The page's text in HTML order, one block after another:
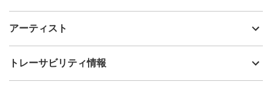
制作年
油彩
くれた母への深い感謝を重ねて‥.。
アーティスト
Ken&May
フォローする
トレーサビリティ情報